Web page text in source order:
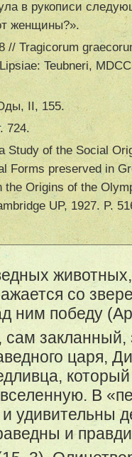
в рукописи
женщины?».
// Tragicorum
Teubneri,
II, 155.
724.
Study of the Social
Forms preserved in
the Origins of the
UP, 1927. P.
со
ним победу
сам закланный,
царя,
В
удивительны
и